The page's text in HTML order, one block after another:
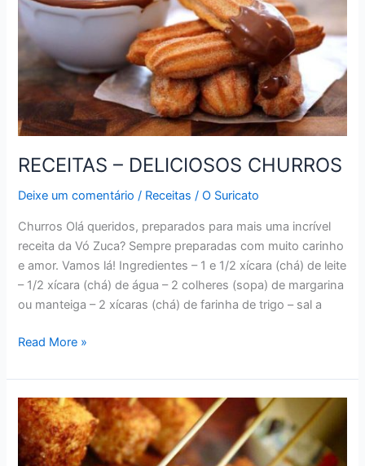
RECEITAS – DELICIOSOS CHURROS
Deixe um comentário / Receitas /O Suricato
Churros Olá queridos, preparados para mais uma incrível
receita da Vó Zuca? Sempre preparadas com muito carinho
e amor. Vamos lá! Ingredientes – 1 e 1/2 xícara (chá) de leite
– 1/2 xícara (chá) de água – 2 colheres (sopa) de margarina
ou manteiga – 2 xícaras (chá) de farinha de trigo – sal a
RECEITAS
DELICIOSOS
CHURROS
Read More »